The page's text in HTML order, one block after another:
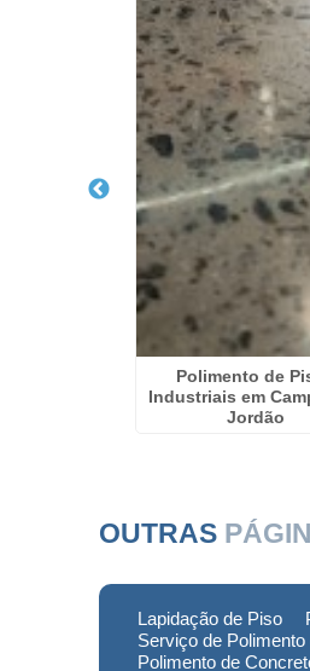
Polimento de
Industriais em
Jordão
OUTRAS
Lapidação de Piso
Serviço de Polimento
Polimento de